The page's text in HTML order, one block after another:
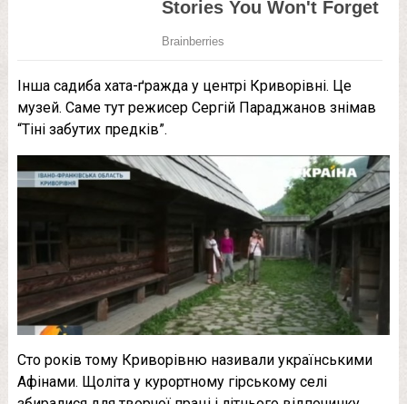
Інша садиба хата-ґражда у центрі Криворівні. Це
музей. Саме тут режисер Сергій Параджанов знімав
“Тіні забутих предків”.
Сто років тому Криворівню називали українськими
Афінами. Щоліта у курортному гірському селі